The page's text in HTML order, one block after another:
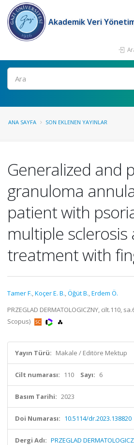
Akademik Veri
Ara
ANA SAYFA SON EKLENEN YAYINLAR
Generalized and
granuloma
patient with
multiple sclerosis
treatment with
Tamer F.,Koçer E. B.,Öğüt B.,Erdem Ö.
PRZEGLAD DERMATOLOGICZNY, cilt.110,
Scopus)
Yayın Türü: Makale / Editöre Mektup
Cilt numarası: 110 Sayı: 6
Basım Tarihi: 2023
Doi Numarası: 10.5114/dr.2023.138820
Dergi Adı: PRZEGLAD